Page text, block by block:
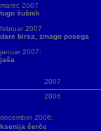
marec 2007
tugo šušnik
februar 2007
dare birsa, zmago posega
januar 2007:
jaša
2007
2006
december 2006:
ksenija čerče